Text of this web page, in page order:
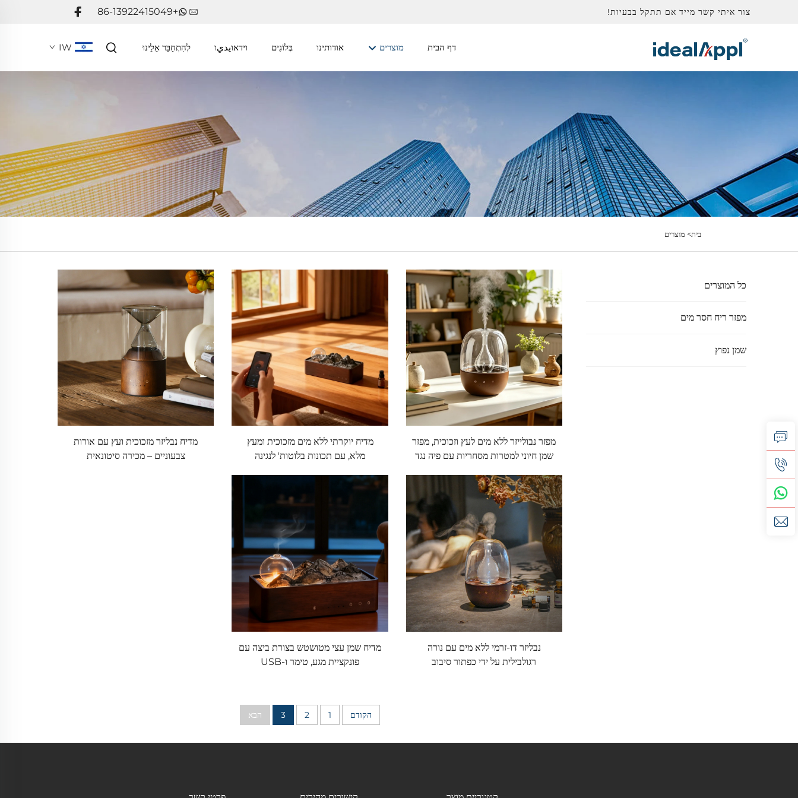
צור איתי קשר מייד אם תתקל בבעיות! +86-13922415049
דף הבית מוצרים אודותינו בְּלוֹגִים וידאוيديו לְהִתְחַבֵּר אֵלֵינוּ IW
בית> מוצרים
כל המוצרים
מפזר ריח חסר מים
שמן נפוץ
מפזר נבולייזר ללא מים לעץ וזכוכית, מפזר
שמן חיוני למטרות מסחריות עם פיה נגד
מדיח יוקרתי ללא מים מזכוכית ומעץ
מלא, עם תכונות בלוטות' לנגינה
מדיח נבליזר מזכוכית ועץ עם אורות
צבעוניים – מכירה סיטונאית
נבליזר דו-זרמי ללא מים עם נורה
רגולבילית על ידי כפתור סיבוב
מדיח שמן עצי מטושטש בצורת ביצה עם
פונקציית מגע, טימר ו-USB
הקודם 1
2
3 הבא